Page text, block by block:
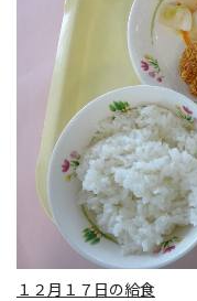
１２月１７日の給食